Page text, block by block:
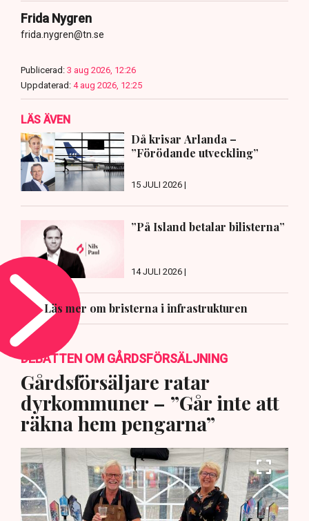
Frida Nygren
frida.nygren@tn.se
Publicerad: 3 aug 2026, 12:26
Uppdaterad: 4 aug 2026, 12:25
LÄS ÄVEN
Då krisar Arlanda –
”Förödande utveckling”
15 JULI 2026 |
”På Island betalar bilisterna”
14 JULI 2026 |
Läs mer om bristerna i infrastrukturen
DEBATTEN OM GÅRDSFÖRSÄLJNING
Gårdsförsäljare ratar
dyrkommuner – ”Går inte att
räkna hem pengarna”